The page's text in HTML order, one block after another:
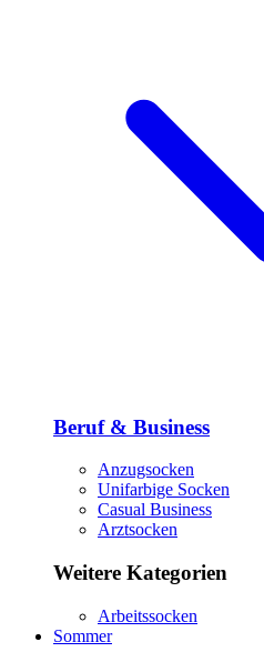
Beruf & Business
Anzugsocken
Unifarbige Socken
Casual Business
Arztsocken
Weitere Kategorien
Arbeitssocken
Sommer